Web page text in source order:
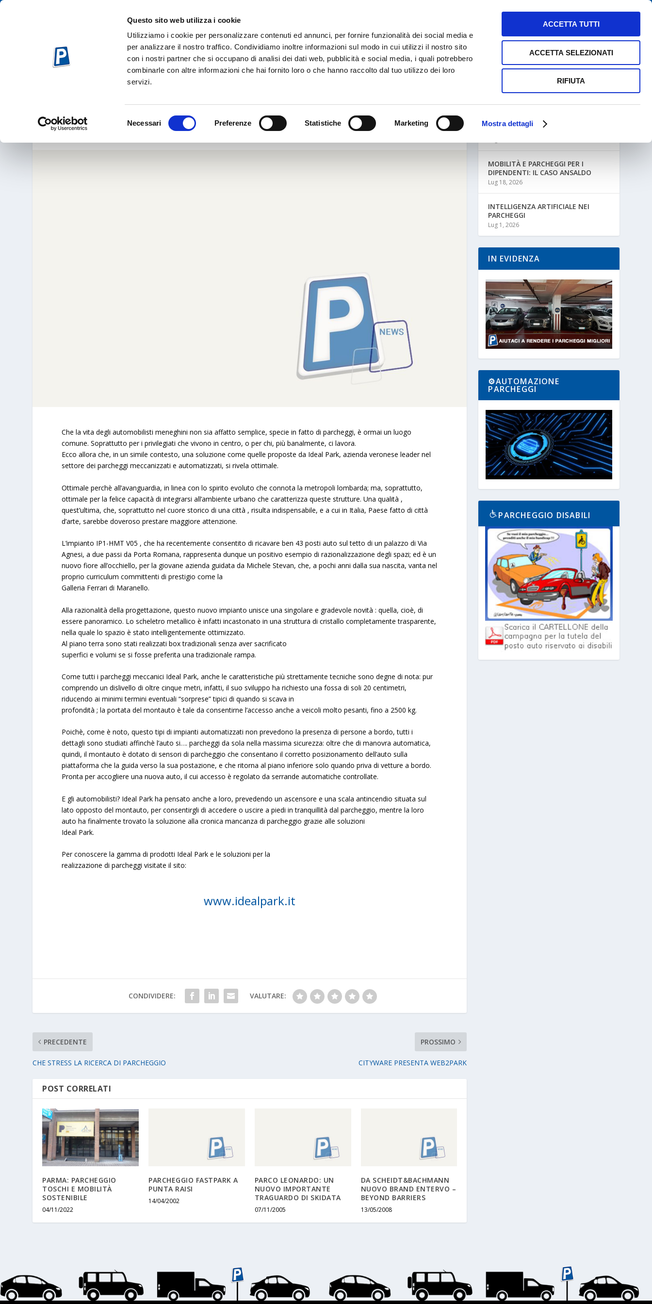
Questo sito web utilizza i cookie
Utilizziamo i cookie per personalizzare contenuti ed annunci, per fornire funzionalità dei social media e
per analizzare il nostro traffico. Condividiamo inoltre informazioni sul modo in cui utilizzi il nostro sito
con i nostri partner che si occupano di analisi dei dati web, pubblicità e social media, i quali potrebbero
combinarle con altre informazioni che hai fornito loro o che hanno raccolto dal tuo utilizzo dei loro
servizi.
Necessari Preferenze Statistiche Marketing Mostra dettagli
ACCETTA TUTTI
ACCETTA SELEZIONATI
RIFIUTA
MAPPE PARCHEGGI CONTATTI
Apr 20, 2006 Dalle Aziende|
Che la vita degli automobilisti meneghini non sia affatto semplice, specie in fatto di parcheggi, è ormai un luogo
comune. Soprattutto per i privilegiati che vivono in centro, o per chi, più banalmente, ci lavora.
Ecco allora che, in un simile contesto, una soluzione come quelle proposte da Ideal Park, azienda veronese leader nel
settore dei parcheggi meccanizzati e automatizzati, si rivela ottimale.
Ottimale perchè all’avanguardia, in linea con lo spirito evoluto che connota la metropoli lombarda; ma, soprattutto,
ottimale per la felice capacità di integrarsi all’ambiente urbano che caratterizza queste strutture. Una qualità ,
quest’ultima, che, soprattutto nel cuore storico di una città , risulta indispensabile, e a cui in Italia, Paese fatto di città
d’arte, sarebbe doveroso prestare maggiore attenzione.
L’impianto IP1-HMT V05 , che ha recentemente consentito di ricavare ben 43 posti auto sul tetto di un palazzo di Via
Agnesi, a due passi da Porta Romana, rappresenta dunque un positivo esempio di razionalizzazione degli spazi; ed è un
nuovo fiore all’occhiello, per la giovane azienda guidata da Michele Stevan, che, a pochi anni dalla sua nascita, vanta nel
proprio curriculum committenti di prestigio come la
Galleria Ferrari di Maranello.
Alla razionalità della progettazione, questo nuovo impianto unisce una singolare e gradevole novità : quella, cioè, di
essere panoramico. Lo scheletro metallico è infatti incastonato in una struttura di cristallo completamente trasparente,
nella quale lo spazio è stato intelligentemente ottimizzato.
Al piano terra sono stati realizzati box tradizionali senza aver sacrificato
superfici e volumi se si fosse preferita una tradizionale rampa.
Come tutti i parcheggi meccanici Ideal Park, anche le caratteristiche più strettamente tecniche sono degne di nota: pur
comprendo un dislivello di oltre cinque metri, infatti, il suo sviluppo ha richiesto una fossa di soli 20 centimetri,
riducendo ai minimi termini eventuali “sorprese” tipici di quando si scava in
profondità ; la portata del montauto è tale da consentirne l’accesso anche a veicoli molto pesanti, fino a 2500 kg.
Poichè, come è noto, questo tipi di impianti automatizzati non prevedono la presenza di persone a bordo, tutti i
dettagli sono studiati affinchè l’auto si…. parcheggi da sola nella massima sicurezza: oltre che di manovra automatica,
quindi, il montauto è dotato di sensori di parcheggio che consentano il corretto posizionamento dell’auto sulla
piattaforma che la guida verso la sua postazione, e che ritorna al piano inferiore solo quando priva di vetture a bordo.
Pronta per accogliere una nuova auto, il cui accesso è regolato da serrande automatiche controllate.
E gli automobilisti? Ideal Park ha pensato anche a loro, prevedendo un ascensore e una scala antincendio situata sul
lato opposto del montauto, per consentirgli di accedere o uscire a piedi in tranquillità dal parcheggio, mentre la loro
auto ha finalmente trovato la soluzione alla cronica mancanza di parcheggio grazie alle soluzioni
Ideal Park.
Per conoscere la gamma di prodotti Ideal Parke le soluzioni per la
realizzazione di parcheggi visitate il sito:
www.idealpark.it
CONDIVIDERE: VALUTARE:
PRECEDENTE
CHE STRESS LA RICERCA DI PARCHEGGIO
PROSSIMO
CITYWARE PRESENTA WEB2PARK
POST CORRELATI
PARMA: PARCHEGGIO
TOSCHI E MOBILITÀ
SOSTENIBILE
04/11/2022
PARCHEGGIO FASTPARK A
PUNTA RAISI
14/04/2002
PARCO LEONARDO: UN
NUOVO IMPORTANTE
TRAGUARDO DI SKIDATA
07/11/2005
DA SCHEIDT&BACHMANN
NUOVO BRAND ENTERVO –
BEYOND BARRIERS
13/05/2008
ULTIME NEWS
MOBILITÀ AZIENDALE E PARCHEGGI
MOBILITÀ E PARCHEGGI PER I
DIPENDENTI: IL CASO ANSALDO
Lug 18, 2026
INTELLIGENZA ARTIFICIALE NEI
PARCHEGGI
Lug 1, 2026
IN EVIDENZA
⚙️AUTOMAZIONE
PARCHEGGI
PARCHEGGIO DISABILI